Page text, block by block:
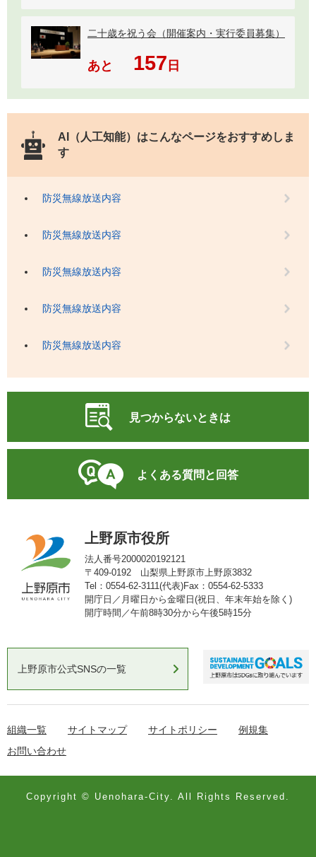
二十歳を祝う会（開催案内・実行委員募集）
あと 157 日
AI（人工知能）はこんなページをおすすめしま
す
防災無線放送内容
防災無線放送内容
防災無線放送内容
防災無線放送内容
防災無線放送内容
見つからないときは
よくある質問と回答
上野原市役所
法人番号2000020192121
〒409-0192 山梨県上野原市上野原3832
Tel：0554-62-3111(代表)Fax：0554-62-5333
開庁日／月曜日から金曜日(祝日、年末年始を除く)
開庁時間／午前8時30分から午後5時15分
上野原市公式SNSの一覧
組織一覧 サイトマップ サイトポリシー
例規集
お問い合わせ
Copyright © Uenohara-City. All Rights Reserved.